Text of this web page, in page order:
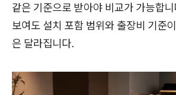
같은 기준으로 받아야 비교가 가능합
보여도 설치 포함 범위와 출장비 기준
은 달라집니다.